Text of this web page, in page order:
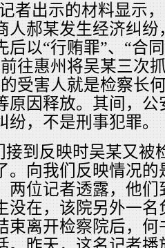
者出示的材料显示
人郝某发生经济纠
后以“行贿罪”、“合
往惠州将吴某三次
的受害人就是检察长
原因释放。其间，
纷，不是刑事犯罪。
接到反映时吴某又被
。向我们反映情况的
两位记者透露，他
没在，该院另外一
束离开检察院后，